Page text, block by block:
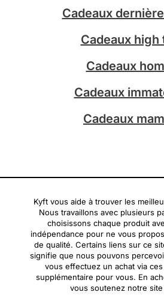
r
a
m
Cadeaux
Cadeaux high
Cadeaux
Cadeaux
Cadeaux
Kyft vous aide à trouver les
Nous travaillons avec plusieurs
choisissons chaque produit
indépendance pour ne vous
de qualité. Certains liens sur ce
signifie que nous pouvons
vous effectuez un achat via
supplémentaire pour vous. En
vous soutenez notre